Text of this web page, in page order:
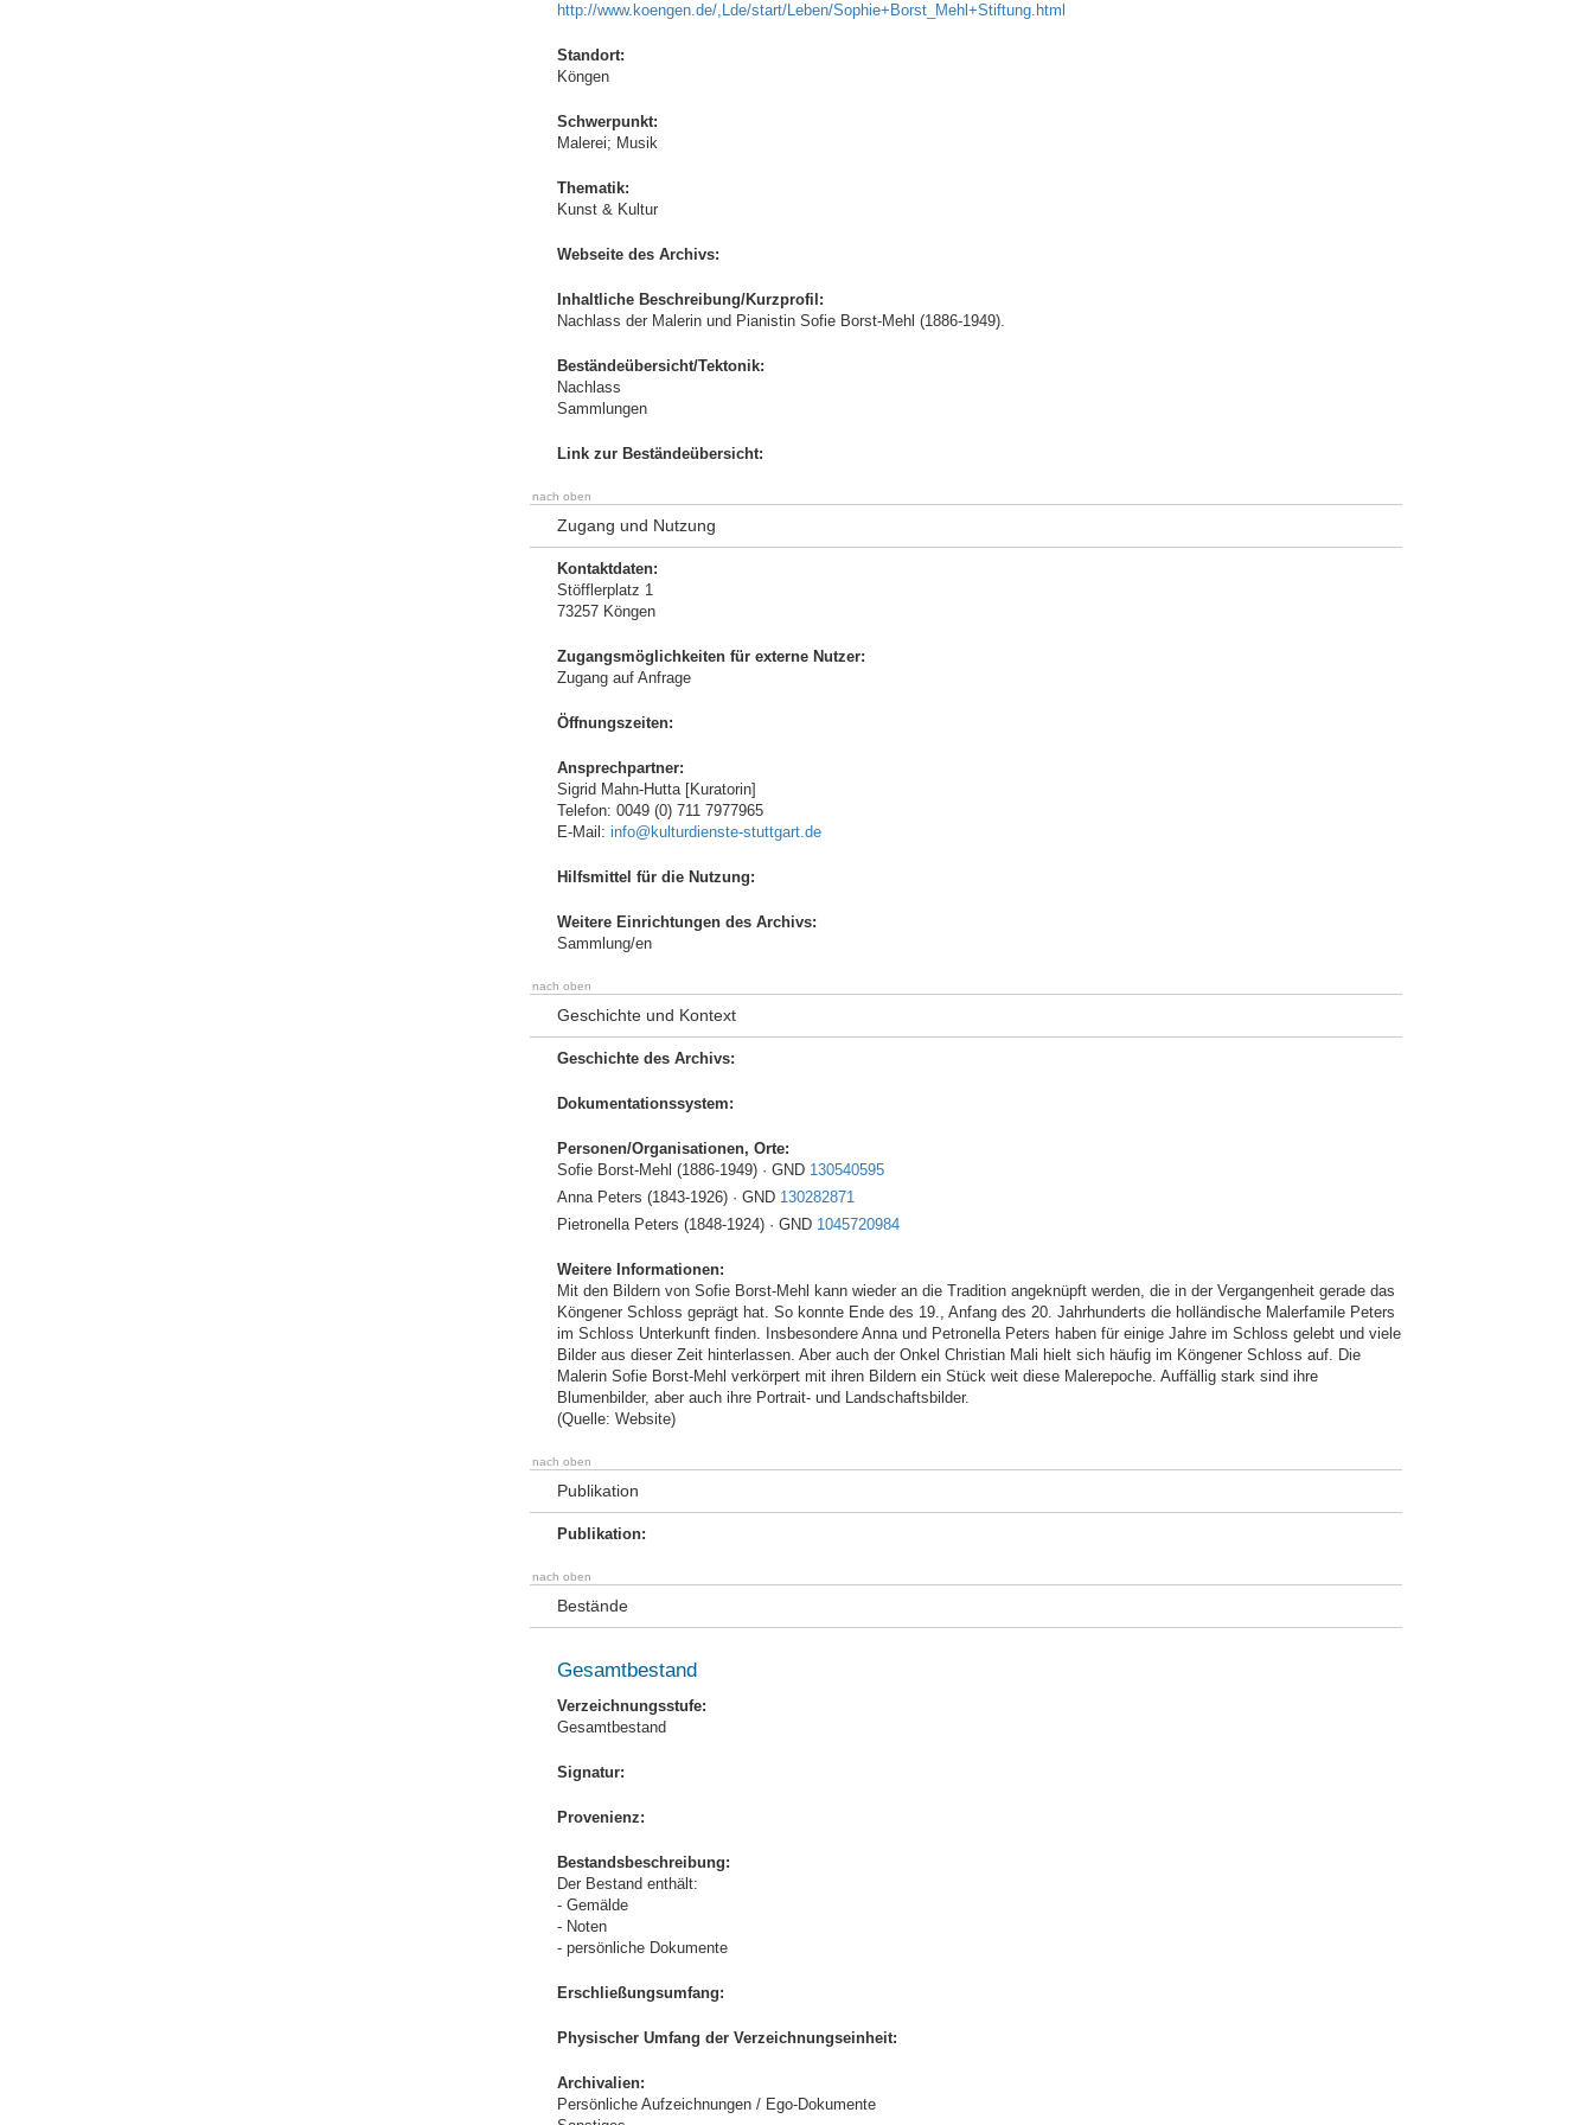
http://www.koengen.de/,Lde/start/Leben/Sophie+Borst_Mehl+Stiftung.html
Standort:
Köngen
Schwerpunkt:
Malerei; Musik
Thematik:
Kunst & Kultur
Webseite des Archivs:
Inhaltliche Beschreibung/Kurzprofil:
Nachlass der Malerin und Pianistin Sofie Borst-Mehl (1886-1949).
Beständeübersicht/Tektonik:
Nachlass
Sammlungen
Link zur Beständeübersicht:
nach oben
Zugang und Nutzung
Kontaktdaten:
Stöfflerplatz 1
73257 Köngen
Zugangsmöglichkeiten für externe Nutzer:
Zugang auf Anfrage
Öffnungszeiten:
Ansprechpartner:
Sigrid Mahn-Hutta [Kuratorin]
Telefon: 0049 (0) 711 7977965
E-Mail: info@kulturdienste-stuttgart.de
Hilfsmittel für die Nutzung:
Weitere Einrichtungen des Archivs:
Sammlung/en
nach oben
Geschichte und Kontext
Geschichte des Archivs:
Dokumentationssystem:
Personen/Organisationen, Orte:
Sofie Borst-Mehl (1886-1949) · GND 130540595
Anna Peters (1843-1926) · GND 130282871
Pietronella Peters (1848-1924) · GND 1045720984
Weitere Informationen:
Mit den Bildern von Sofie Borst-Mehl kann wieder an die Tradition angeknüpft werden, die in der Vergangenheit gerade das
Köngener Schloss geprägt hat. So konnte Ende des 19., Anfang des 20. Jahrhunderts die holländische Malerfamile Peters
im Schloss Unterkunft finden. Insbesondere Anna und Petronella Peters haben für einige Jahre im Schloss gelebt und viele
Bilder aus dieser Zeit hinterlassen. Aber auch der Onkel Christian Mali hielt sich häufig im Köngener Schloss auf. Die
Malerin Sofie Borst-Mehl verkörpert mit ihren Bildern ein Stück weit diese Malerepoche. Auffällig stark sind ihre
Blumenbilder, aber auch ihre Portrait- und Landschaftsbilder.
(Quelle: Website)
nach oben
Publikation
Publikation:
nach oben
Bestände
Gesamtbestand
Verzeichnungsstufe:
Gesamtbestand
Signatur:
Provenienz:
Bestandsbeschreibung:
Der Bestand enthält:
- Gemälde
- Noten
- persönliche Dokumente
Erschließungsumfang:
Physischer Umfang der Verzeichnungseinheit:
Archivalien:
Persönliche Aufzeichnungen / Ego-Dokumente